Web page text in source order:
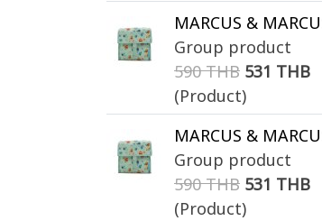
MARCUS &
Group product
590 THB 531 THB
(Product)
MARCUS &
Group product
590 THB 531 THB
(Product)